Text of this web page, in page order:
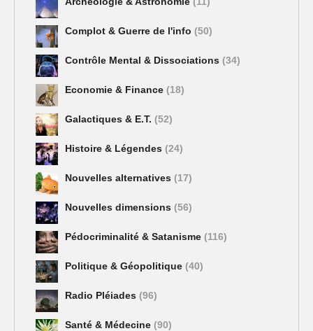
Complot & Guerre de l'info (50)
Contrôle Mental & Dissociations (34)
Economie & Finance (18)
Galactiques & E.T. (52)
Histoire & Légendes (24)
Nouvelles alternatives (17)
Nouvelles dimensions (56)
Pédocriminalité & Satanisme (116)
Politique & Géopolitique (40)
Radio Pléiades (96)
Santé & Médecine (90)